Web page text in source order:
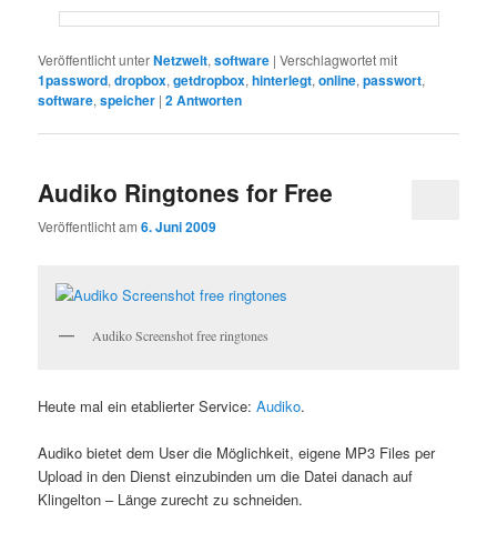
Veröffentlicht unterNetzwelt,software |Verschlagwortet mit
1password,dropbox,getdropbox,hinterlegt,online,passwort,
software,speicher |2Antworten
Audiko Ringtones for Free
Veröffentlicht am6. Juni 2009
Audiko Screenshot free ringtones
Heute mal ein etablierter Service:Audiko.
Audiko bietet dem User die Möglichkeit, eigene MP3 Files per
Upload in den Dienst einzubinden um die Datei danach auf
Klingelton – Länge zurecht zu schneiden.